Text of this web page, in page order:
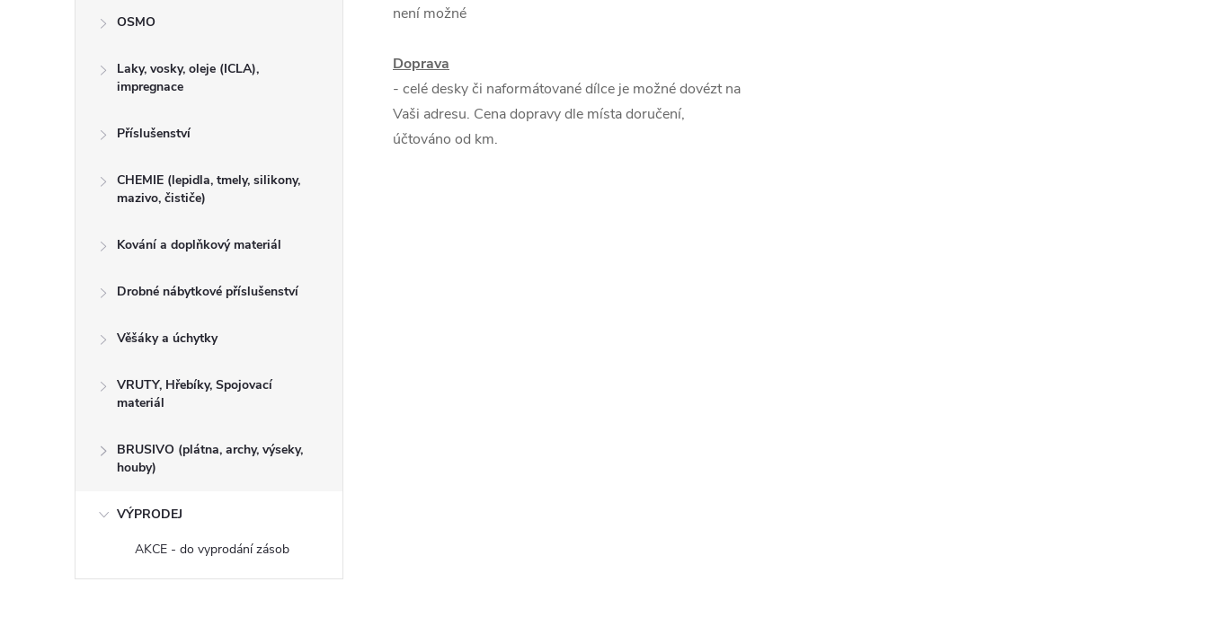
OSMO
Laky, vosky, oleje (ICLA),
impregnace
Příslušenství
CHEMIE (lepidla, tmely, silikony,
mazivo, čističe)
Kování a doplňkový materiál
Drobné nábytkové příslušenství
Věšáky a úchytky
VRUTY, Hřebíky, Spojovací
materiál
BRUSIVO (plátna, archy, výseky,
houby)
VÝPRODEJ
AKCE - do vyprodání zásob
není možné
Doprava
- celé desky či naformátované dílce je možné dovézt na
Vaši adresu. Cena dopravy dle místa doručení,
účtováno od km.